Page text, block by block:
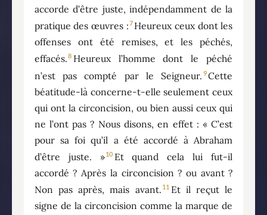
accorde d’être juste, indépendamment de la
pratique des œuvres :7 Heureux ceux dont les
offenses ont été remises, et les péchés,
effacés.8 Heureux l’homme dont le péché
n’est pas compté par le Seigneur. 9Cette
béatitude-là concerne-t-elle seulement ceux
qui ont la circoncision, ou bien aussi ceux qui
ne l’ont pas ? Nous disons, en effet : « C’est
pour sa foi qu’il a été accordé à Abraham
d’être juste. »10 Et quand cela lui fut-il
accordé ? Après la circoncision ? ou avant ?
Non pas après, mais avant. 11 Et il reçut le
signe de la circoncision comme la marque de